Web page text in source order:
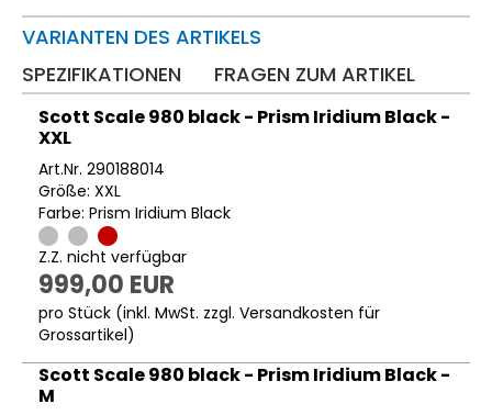
VARIANTEN DES ARTIKELS
SPEZIFIKATIONEN
FRAGEN ZUM ARTIKEL
Scott Scale 980 black - Prism Iridium Black -
XXL
Art.Nr. 290188014
Größe: XXL
Farbe: Prism Iridium Black
Z.Z. nicht verfügbar
999,00 EUR
pro Stück (inkl. MwSt. zzgl. Versandkosten für
Grossartikel)
Scott Scale 980 black - Prism Iridium Black -
M